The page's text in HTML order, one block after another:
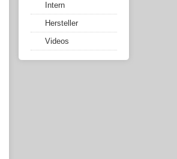
Intern
Hersteller
Videos